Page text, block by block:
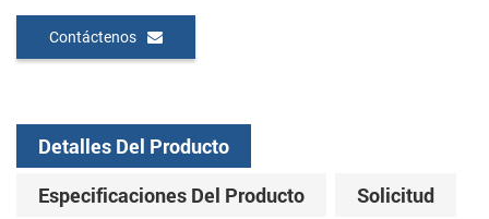
Contáctenos
Detalles Del Producto
Especificaciones Del Producto
Solicitud